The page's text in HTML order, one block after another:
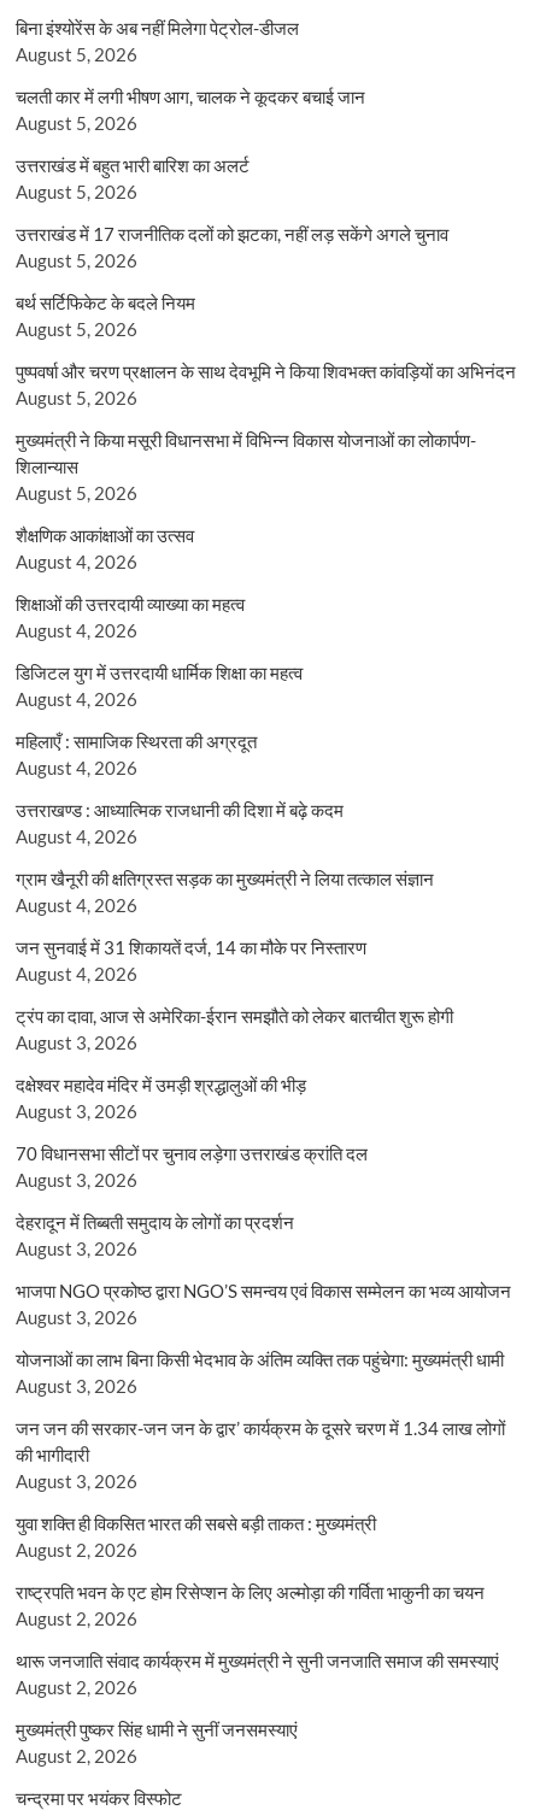
बिना इंश्योरेंस के अब नहीं मिलेगा पेट्रोल-डीजल
August 5, 2026
चलती कार में लगी भीषण आग, चालक ने कूदकर बचाई जान
August 5, 2026
उत्तराखंड में बहुत भारी बारिश का अलर्ट
August 5, 2026
उत्तराखंड में 17 राजनीतिक दलों को झटका, नहीं लड़ सकेंगे अगले चुनाव
August 5, 2026
बर्थ सर्टिफिकेट के बदले नियम
August 5, 2026
पुष्पवर्षा और चरण प्रक्षालन के साथ देवभूमि ने किया शिवभक्त कांवड़ियों का अभिनंदन
August 5, 2026
मुख्यमंत्री ने किया मसूरी विधानसभा में विभिन्न विकास योजनाओं का लोकार्पण-
शिलान्यास
August 5, 2026
शैक्षणिक आकांक्षाओं का उत्सव
August 4, 2026
शिक्षाओं की उत्तरदायी व्याख्या का महत्व
August 4, 2026
डिजिटल युग में उत्तरदायी धार्मिक शिक्षा का महत्व
August 4, 2026
महिलाएँ : सामाजिक स्थिरता की अग्रदूत
August 4, 2026
उत्तराखण्ड : आध्यात्मिक राजधानी की दिशा में बढ़े कदम
August 4, 2026
ग्राम खैनूरी की क्षतिग्रस्त सड़क का मुख्यमंत्री ने लिया तत्काल संज्ञान
August 4, 2026
जन सुनवाई में 31 शिकायतें दर्ज, 14 का मौके पर निस्तारण
August 4, 2026
ट्रंप का दावा, आज से अमेरिका-ईरान समझौते को लेकर बातचीत शुरू होगी
August 3, 2026
दक्षेश्वर महादेव मंदिर में उमड़ी श्रद्धालुओं की भीड़
August 3, 2026
70 विधानसभा सीटों पर चुनाव लड़ेगा उत्तराखंड क्रांति दल
August 3, 2026
देहरादून में तिब्बती समुदाय के लोगों का प्रदर्शन
August 3, 2026
भाजपा NGO प्रकोष्ठ द्वारा NGO’S समन्वय एवं विकास सम्मेलन का भव्य आयोजन
August 3, 2026
योजनाओं का लाभ बिना किसी भेदभाव के अंतिम व्यक्ति तक पहुंचेगा: मुख्यमंत्री धामी
August 3, 2026
जन जन की सरकार-जन जन के द्वार’ कार्यक्रम के दूसरे चरण में 1.34 लाख लोगों
की भागीदारी
August 3, 2026
युवा शक्ति ही विकसित भारत की सबसे बड़ी ताकत : मुख्यमंत्री
August 2, 2026
राष्ट्रपति भवन के एट होम रिसेप्शन के लिए अल्मोड़ा की गर्विता भाकुनी का चयन
August 2, 2026
थारू जनजाति संवाद कार्यक्रम में मुख्यमंत्री ने सुनी जनजाति समाज की समस्याएं
August 2, 2026
मुख्यमंत्री पुष्कर सिंह धामी ने सुनीं जनसमस्याएं
August 2, 2026
चन्द्रमा पर भयंकर विस्फोट